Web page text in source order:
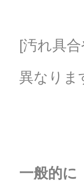
[汚れ具
異なりま
一般的